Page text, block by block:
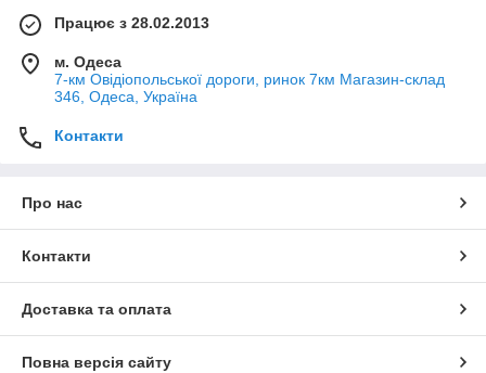
Працює з 28.02.2013
м. Одеса
7-км Овідіопольської дороги, ринок 7км Магазин-склад
346, Одеса, Україна
Контакти
Про нас
Контакти
Доставка та оплата
Повна версія сайту